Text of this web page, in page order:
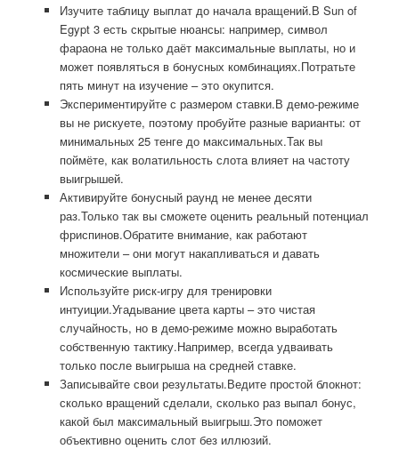
Изучите таблицу выплат до начала вращений.В Sun of
Egypt 3 есть скрытые нюансы: например, символ
фараона не только даёт максимальные выплаты, но и
может появляться в бонусных комбинациях.Потратьте
пять минут на изучение – это окупится.
Экспериментируйте с размером ставки.В демо-режиме
вы не рискуете, поэтому пробуйте разные варианты: от
минимальных 25 тенге до максимальных.Так вы
поймёте, как волатильность слота влияет на частоту
выигрышей.
Активируйте бонусный раунд не менее десяти
раз.Только так вы сможете оценить реальный потенциал
фриспинов.Обратите внимание, как работают
множители – они могут накапливаться и давать
космические выплаты.
Используйте риск-игру для тренировки
интуиции.Угадывание цвета карты – это чистая
случайность, но в демо-режиме можно выработать
собственную тактику.Например, всегда удваивать
только после выигрыша на средней ставке.
Записывайте свои результаты.Ведите простой блокнот:
сколько вращений сделали, сколько раз выпал бонус,
какой был максимальный выигрыш.Это поможет
объективно оценить слот без иллюзий.